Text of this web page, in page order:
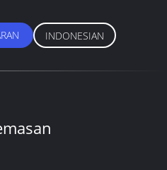
INDONESIAN